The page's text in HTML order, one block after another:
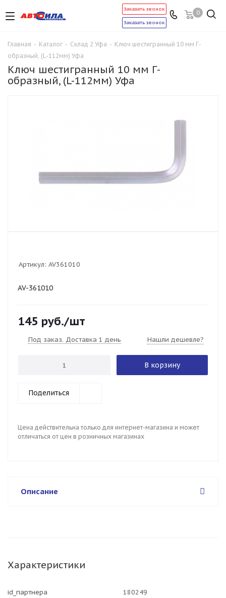
0
Заказать звонок
Заказать звонок
Главная - Каталог - Склад 2 Уфа - Ключ шестигранный 10 мм Г-
образный, (L-112мм) Уфа
Ключ шестигранный 10 мм Г-
образный, (L-112мм) Уфа
Артикул: AV361010
AV-361010
145 руб./шт
Под заказ. Доставка 1 день Нашли дешевле?
В корзину
Поделиться
Цена действительна только для интернет-магазина и может
отличаться от цен в розничных магазинах
Описание
Характеристики
id_партнера
180249